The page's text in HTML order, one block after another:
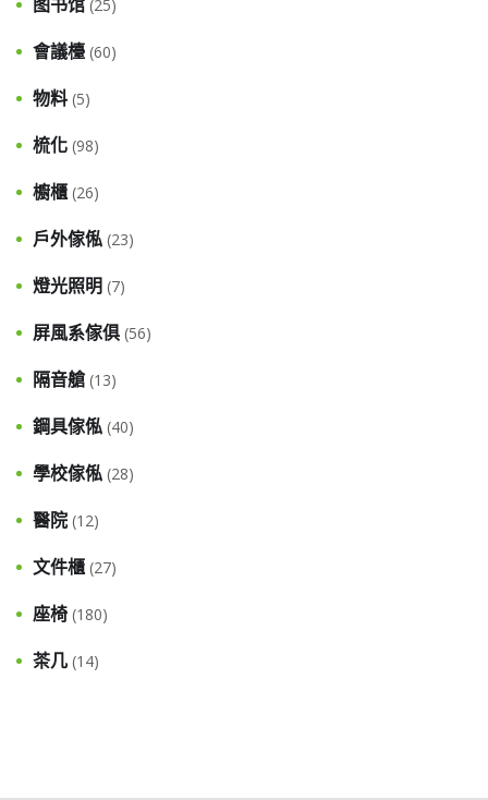
(25)
會議檯 (60)
物料 (5)
梳化 (98)
櫥櫃 (26)
戶外傢俬 (23)
燈光照明 (7)
屏風系傢俱 (56)
隔音艙 (13)
鋼具傢俬 (40)
學校傢俬 (28)
醫院 (12)
文件櫃 (27)
座椅 (180)
茶几 (14)